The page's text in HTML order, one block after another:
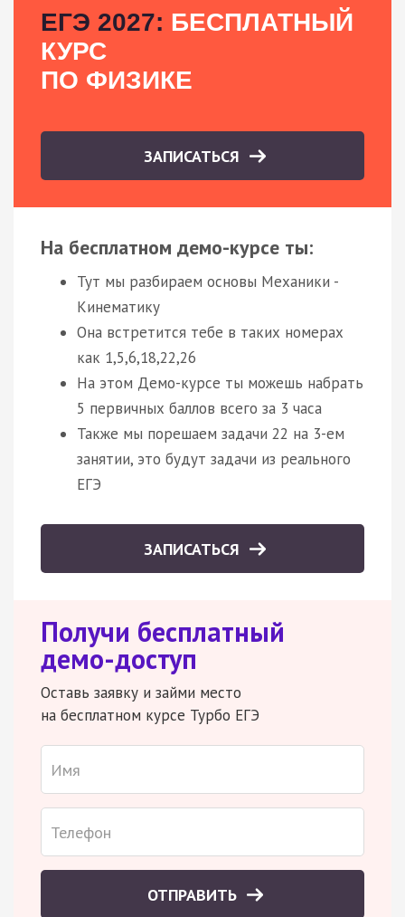
ЕГЭ 2027: БЕСПЛАТНЫЙ
КУРС
ПО ФИЗИКЕ
ЗАПИСАТЬСЯ
На бесплатном демо-курсе ты:
Тут мы разбираем основы Механики -
Кинематику
Она встретится тебе в таких номерах
как 1,5,6,18,22,26
На этом Демо-курсе ты можешь набрать
5 первичных баллов всего за 3 часа
Также мы порешаем задачи 22 на 3-ем
занятии, это будут задачи из реального
ЕГЭ
ЗАПИСАТЬСЯ
Получи бесплатный
демо-доступ
Оставь заявку и займи место
на бесплатном курсе Турбо ЕГЭ
ОТПРАВИТЬ